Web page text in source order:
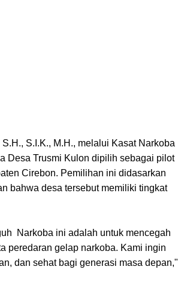
S.I.K., M.H., melalui Kasat Narkoba
Desa Trusmi Kulon dipilih sebagai pilot
Cirebon. Pemilihan ini didasarkan
bahwa desa tersebut memiliki tingkat
Narkoba ini adalah untuk mencegah
peredaran gelap narkoba. Kami ingin
dan sehat bagi generasi masa depan,"